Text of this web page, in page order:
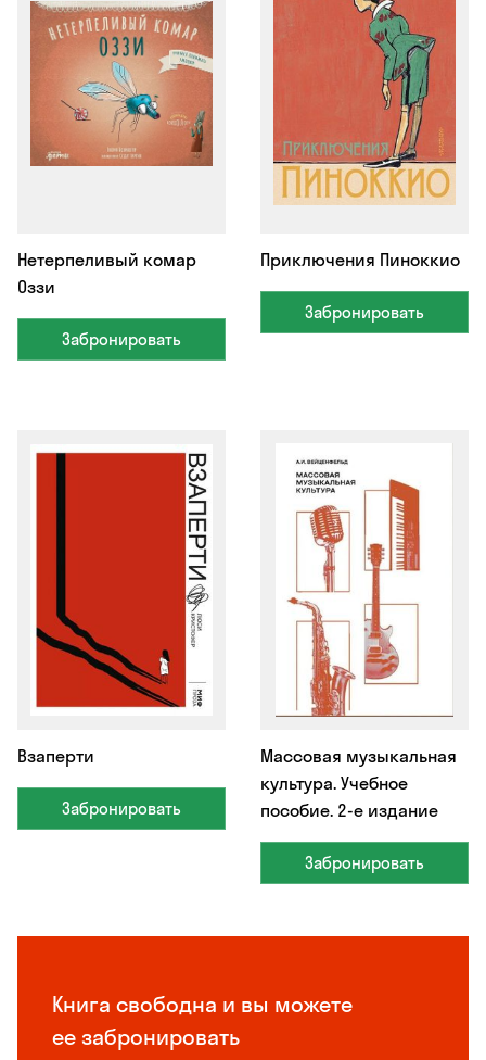
Книга свободна и вы можете
ее забронировать
Нетерпеливый комар
Оззи
Забронировать
Приключения Пиноккио
Забронировать
Взаперти
Забронировать
Массовая музыкальная
культура. Учебное
пособие. 2-е издание
Забронировать